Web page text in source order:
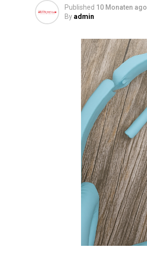
Published 10 Monaten ago
Byadmin